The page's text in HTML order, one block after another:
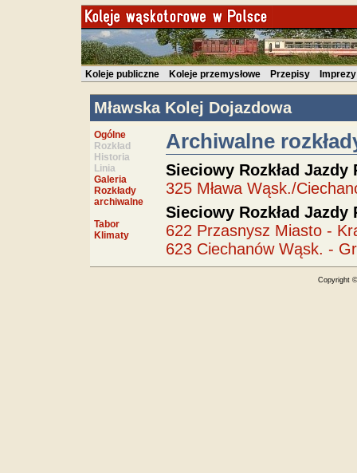
Koleje publiczne Koleje przemysłowe Przepisy Imprezy
Mławska Kolej Dojazdowa
Ogólne
Rozkład
Historia
Linia
Galeria
Rozkłady
archiwalne
Tabor
Klimaty
Archiwalne
Sieciowy Rozkład Jazdy
325 Mława Wąsk./
Sieciowy Rozkład Jazdy
622 Przasnysz Miasto -
623 Ciechanów Wąsk. -
Copyright